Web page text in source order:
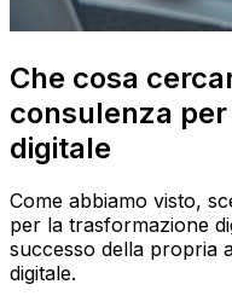
Che cosa
consulenza
digitale
Come abbiamo visto,
per la trasformazione
successo della propria
digitale.